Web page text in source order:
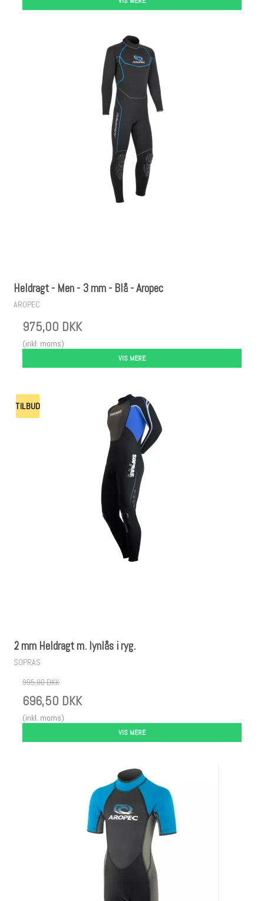
Heldragt - Men - 3 mm - Blå - Aropec
AROPEC
975,00 DKK
(inkl. moms)
VIS MERE
TILBUD
2 mm Heldragt m. lynlås i ryg.
SOPRAS
995,00 DKK
696,50 DKK
(inkl. moms)
VIS MERE